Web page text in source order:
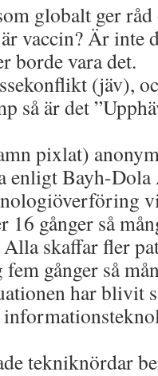
globalt ger råd
vaccin? Är inte
borde vara det.
(jäv),
så är det
pixlat)
enligt Bayh-
16 gånger så
skaffar fler
gånger så
har blivit
tekniknördar